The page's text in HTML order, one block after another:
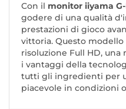
Con il monitor iiyama G-
godere di una qualità
prestazioni di gioco
vittoria. Questo modello
risoluzione Full HD, una
i vantaggi della
tutti gli ingredienti per
piacevole in condizioni